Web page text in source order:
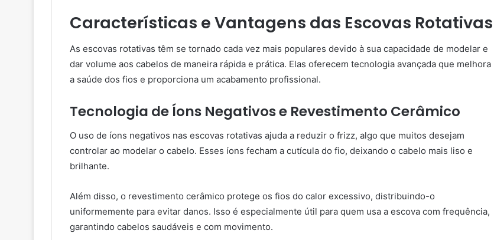
Características e Vantagens das Escovas Rotativas
As escovas rotativas têm se tornado cada vez mais populares devido à sua capacidade de modelar e
dar volume aos cabelos de maneira rápida e prática. Elas oferecem tecnologia avançada que melhora
a saúde dos fios e proporciona um acabamento profissional.
Tecnologia de Íons Negativos e Revestimento Cerâmico
O uso de íons negativos nas escovas rotativas ajuda a reduzir o frizz, algo que muitos desejam
controlar ao modelar o cabelo. Esses íons fecham a cutícula do fio, deixando o cabelo mais liso e
brilhante.
Além disso, o revestimento cerâmico protege os fios do calor excessivo, distribuindo-o
uniformemente para evitar danos. Isso é especialmente útil para quem usa a escova com frequência,
garantindo cabelos saudáveis e com movimento.